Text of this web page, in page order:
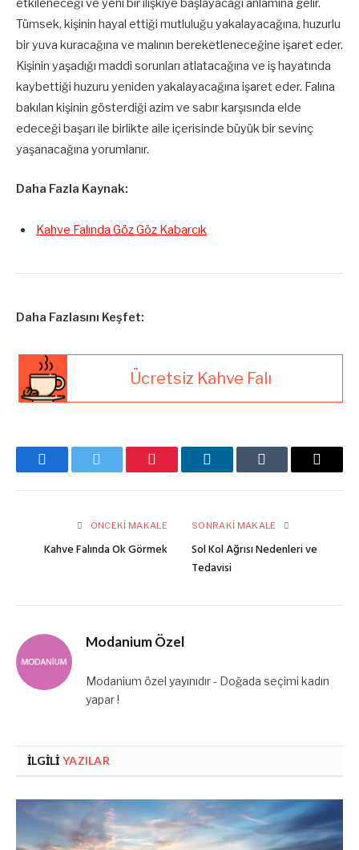
etkileneceği ve yeni bir ilişkiye başlayacağı anlamına gelir.
Tümsek, kişinin hayal ettiği mutluluğu yakalayacağına, huzurlu
bir yuva kuracağına ve malının bereketleneceğine işaret eder.
Kişinin yaşadığı maddi sorunları atlatacağına ve iş hayatında
kaybettiği huzuru yeniden yakalayacağına işaret eder. Falına
bakılan kişinin gösterdiği azim ve sabır karşısında elde
edeceği başarı ile birlikte aile içerisinde büyük bir sevinç
yaşanacağına yorumlanır.
Daha Fazla Kaynak:
Kahve Falında Göz Göz Kabarcık
Daha Fazlasını Keşfet:
Ücretsiz Kahve Falı
FacebookTwitter Pinterest LinkedInTumblr
E-
ÖNCEKI MAKALE
Kahve Falında Ok Görmek
SONRAKI MAKALE
Sol Kol Ağrısı Nedenleri ve
Tedavisi
Modanium Özel
Modanium özel yayınıdır - Doğada seçimi kadın
yapar !
İLGILI YAZILAR